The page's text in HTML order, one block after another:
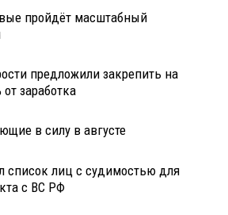
пройдёт масштабный
предложили закрепить на
заработка
в силу в августе
список лиц с судимостью для
с ВС РФ